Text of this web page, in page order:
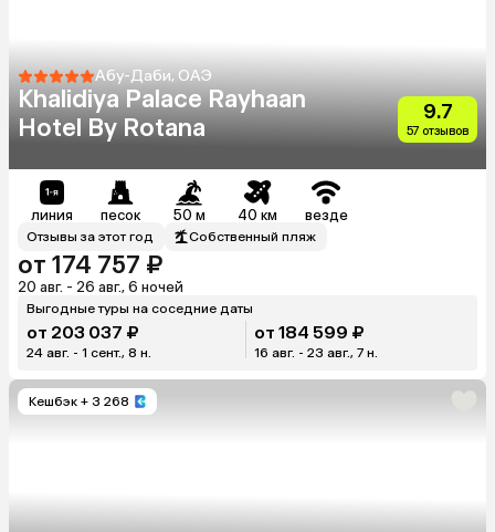
Абу-Даби, ОАЭ
Khalidiya Palace Rayhaan
Hotel By Rotana
9.7
57 отзывов
линия песок 50 м 40 км везде
Отзывы за этот год Собственный пляж
от 174 757 ₽
20 авг. - 26 авг., 6 ночей
Выгодные туры на соседние даты
от 203 037 ₽
24 авг. - 1 сент., 8 н.
от 184 599 ₽
16 авг. - 23 авг., 7 н.
Кешбэк + 3 268